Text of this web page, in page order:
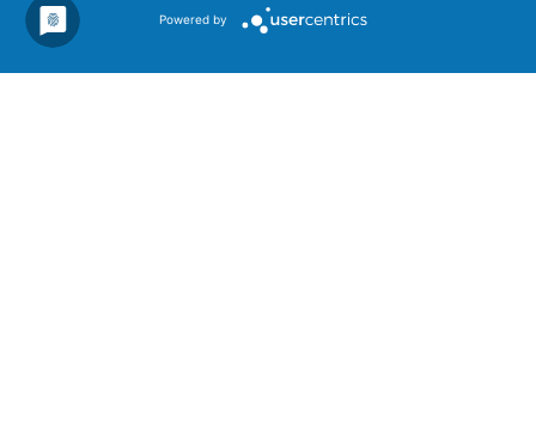
+49 (0) 46 42 - 96 55 - 0
+49 (0) 46 42 - 67 67
Powered by